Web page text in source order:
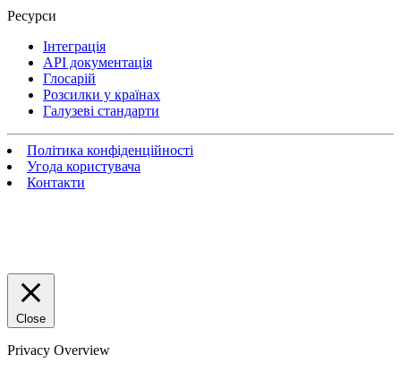
Ресурси
Інтеграція
API документація
Глосарій
Розсилки у країнах
Галузеві стандарти
Політика конфіденційності
Угода користувача
Контакти
Close
Privacy Overview